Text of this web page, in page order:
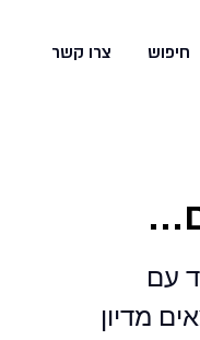
חיפוש צרו קשר
עם
מדיון